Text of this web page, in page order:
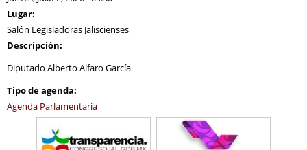
Lugar:
Salón Legisladoras Jaliscienses
Descripción:
Diputado Alberto Alfaro García
Tipo de agenda:
Agenda Parlamentaria